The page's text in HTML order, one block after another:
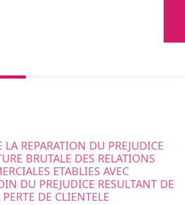
LA REPARATION DU PREJUDICE
BRUTALE DES RELATIONS
ETABLIES AVEC
DU PREJUDICE RESULTANT DE
PERTE DE CLIENTELE